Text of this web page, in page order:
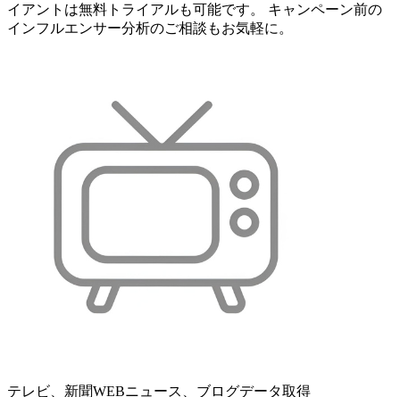
イアントは無料トライアルも可能です。 キャンペーン前の
インフルエンサー分析のご相談もお気軽に。
テレビ、新聞WEBニュース、ブログデータ取得